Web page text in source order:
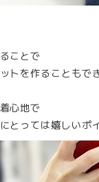
ことで
トを作ることもで
心地で
とっては嬉しいポ